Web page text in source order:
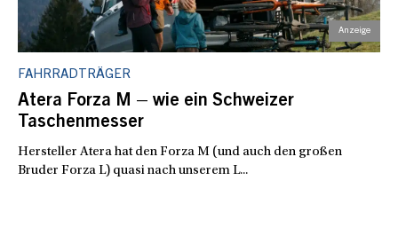
FAHRRADTRÄGER
Atera Forza M – wie ein Schweizer
Taschenmesser
Hersteller Atera hat den Forza M (und auch den großen
Bruder Forza L) quasi nach unserem L...